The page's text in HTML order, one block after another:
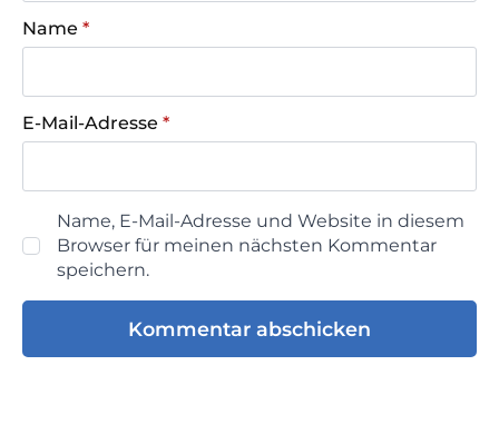
Name *
E-Mail-Adresse *
Name, E-Mail-Adresse und Website in diesem
Browser für meinen nächsten Kommentar
speichern.